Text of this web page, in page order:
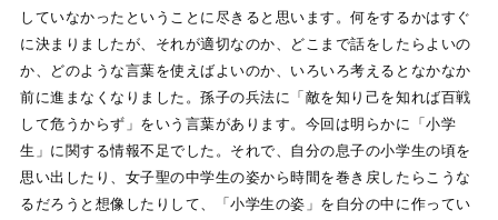
していなかったということに尽きると思います。何をするかはすぐ
に決まりましたが、それが適切なのか、どこまで話をしたらよいの
か、どのような言葉を使えばよいのか、いろいろ考えるとなかなか
前に進まなくなりました。孫子の兵法に「敵を知り己を知れば百戦
して危うからず」をいう言葉があります。今回は明らかに「小学
生」に関する情報不足でした。それで、自分の息子の小学生の頃を
思い出したり、女子聖の中学生の姿から時間を巻き戻したらこうな
るだろうと想像したりして、「小学生の姿」を自分の中に作ってい